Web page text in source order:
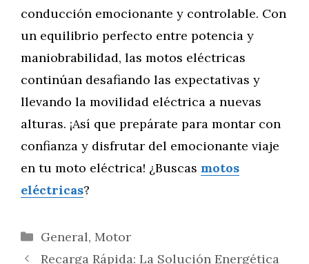
conducción emocionante y controlable. Con
un equilibrio perfecto entre potencia y
maniobrabilidad, las motos eléctricas
continúan desafiando las expectativas y
llevando la movilidad eléctrica a nuevas
alturas. ¡Así que prepárate para montar con
confianza y disfrutar del emocionante viaje
en tu moto eléctrica! ¿Buscas motos
eléctricas?
Categorías
General, Motor
Recarga Rápida: La Solución Energética